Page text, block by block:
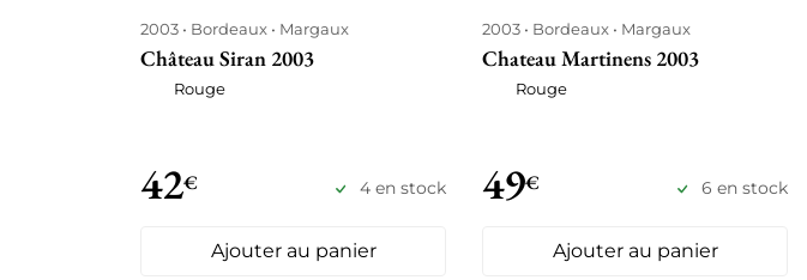
2003 Bordeaux Margaux
Château Siran 2003
Rouge
42€ 4 en stock
Ajouter au panier
2003 Bordeaux Margaux
Chateau Martinens 2003
Rouge
49€ 6 en stock
Ajouter au panier